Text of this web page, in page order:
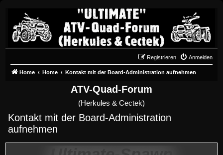
Anmelden
Registrieren
Home Home Kontakt mit der Board-Administration aufnehmen
ATV-Quad-Forum
(Herkules & Cectek)
Kontakt mit der Board-Administration
aufnehmen